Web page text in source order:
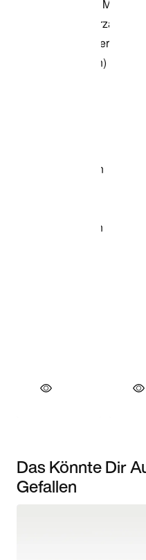
Das Könnte Dir
Gefallen